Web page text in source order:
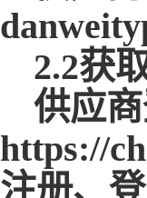
2.2获
供应
https://
注册、